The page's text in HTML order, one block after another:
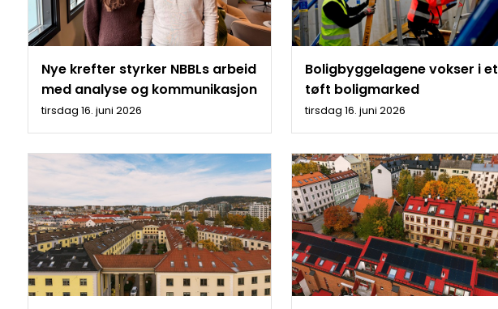
Nye krefter styrker NBBLs arbeid
med analyse og kommunikasjon
tirsdag 16. juni 2026
Boligbyggelagene vokser i et
tøft boligmarked
tirsdag 16. juni 2026